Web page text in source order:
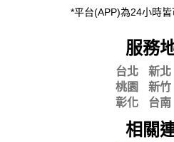
*平台(APP)為24小時
服務
台北 新北
桃園
新竹
彰化
台南
相關